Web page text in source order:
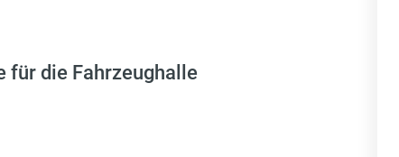
für die Fahrzeughalle